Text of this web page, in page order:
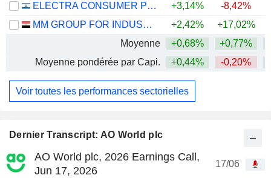
Dernier Transcript: AO World plc
AO World plc, 2026 Earnings Call,
Jun 17, 2026
17/06
ELECTRA CONSUMER PRODUCTS (1970) LTD
+3,14% -8,42%
MM GROUP FOR INDUSTRY AND INTERNATIONAL TRADE S.A.E.
+2,42% +17,02%
Moyenne
+0,68% +0,77%
Moyenne pondérée par Capi.
+0,44% -0,20%
Voir toutes les performances sectorielles